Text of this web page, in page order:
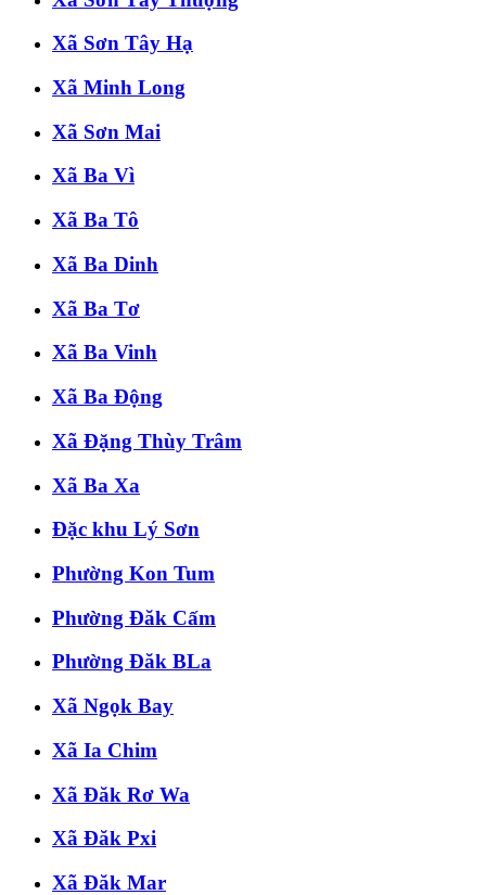
Xã Sơn Tây Hạ
Xã Minh Long
Xã Sơn Mai
Xã Ba Vì
Xã Ba Tô
Xã Ba Dinh
Xã Ba Tơ
Xã Ba Vinh
Xã Ba Động
Xã Đặng Thùy Trâm
Xã Ba Xa
Đặc khu Lý Sơn
Phường Kon Tum
Phường Đăk Cấm
Phường Đăk BLa
Xã Ngọk Bay
Xã Ia Chim
Xã Đăk Rơ Wa
Xã Đăk Pxi
Xã Đăk Mar